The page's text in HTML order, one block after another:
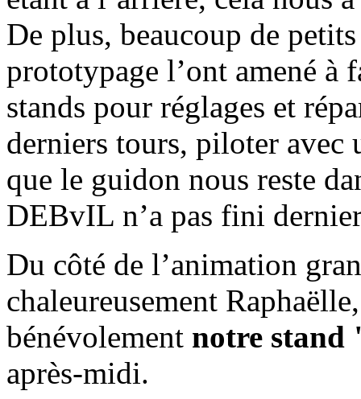
De plus, beaucoup de
prototypage l’ont amené à
stands pour réglages et
derniers tours, piloter avec
que le guidon nous reste
DEBvIL n’a pas fini
Du côté de l’animation
chaleureusement
bénévolement notre stand
après-midi.